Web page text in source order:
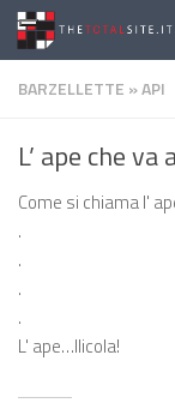
Salta al
BARZELLETTE »API
L’ ape che va
Come si chiama l'
.
.
.
.
L' ape…llicola!